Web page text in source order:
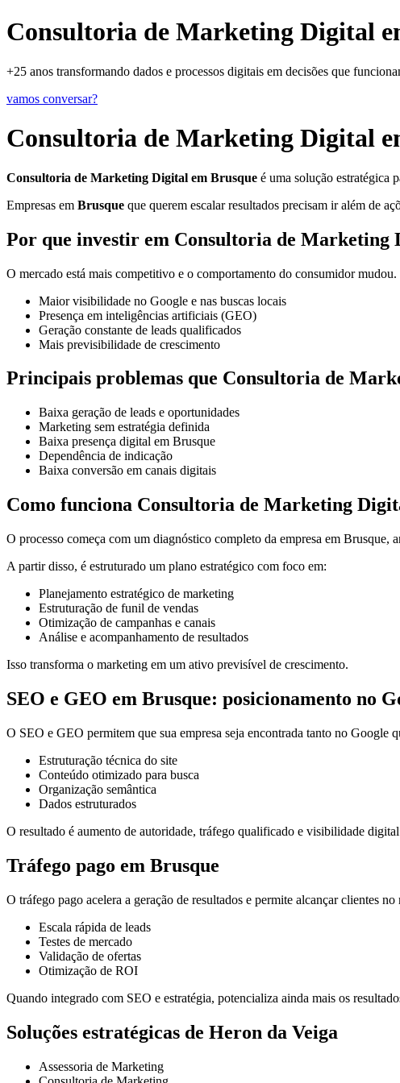
Consultoria de Marketing Digital
+25 anos transformando dados e processos digitais em decisões que
vamos conversar?
Consultoria de Marketing Digital
Consultoria de Marketing Digital em Brusque é uma solução estratégica
Empresas em Brusque que querem escalar resultados precisam ir além de
Por que investir em Consultoria de Marketing
O mercado está mais competitivo e o comportamento do consumidor
Maior visibilidade no Google e nas buscas locais
Presença em inteligências artificiais (GEO)
Geração constante de leads qualificados
Mais previsibilidade de crescimento
Principais problemas que Consultoria de
Baixa geração de leads e oportunidades
Marketing sem estratégia definida
Baixa presença digital em Brusque
Dependência de indicação
Baixa conversão em canais digitais
Como funciona Consultoria de Marketing
O processo começa com um diagnóstico completo da empresa em Brusque,
A partir disso, é estruturado um plano estratégico com foco em:
Planejamento estratégico de marketing
Estruturação de funil de vendas
Otimização de campanhas e canais
Análise e acompanhamento de resultados
Isso transforma o marketing em um ativo previsível de crescimento.
SEO e GEO em Brusque: posicionamento no
O SEO e GEO permitem que sua empresa seja encontrada tanto no
Estruturação técnica do site
Conteúdo otimizado para busca
Organização semântica
Dados estruturados
O resultado é aumento de autoridade, tráfego qualificado e visibilidade
Tráfego pago em Brusque
O tráfego pago acelera a geração de resultados e permite alcançar clientes no
Escala rápida de leads
Testes de mercado
Validação de ofertas
Otimização de ROI
Quando integrado com SEO e estratégia, potencializa ainda mais os
Soluções estratégicas de Heron da Veiga
Assessoria de Marketing